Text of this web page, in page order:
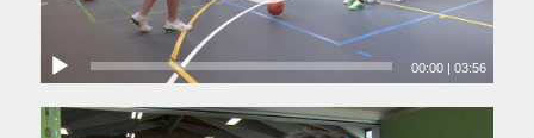
00:00 |03:56